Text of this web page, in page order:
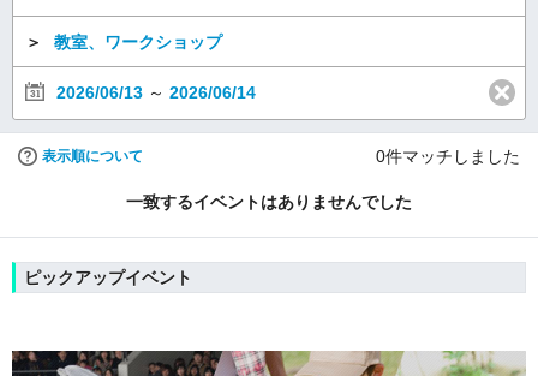
＞ 教室、ワークショップ
2026/06/13 ～ 2026/06/14
表示順について 0件マッチしました
一致するイベントはありませんでした
ピックアップイベント